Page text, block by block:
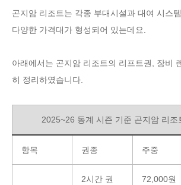
곤지암 리조트는 각종 부대시설과 대여 시스
다양한 가격대가 형성되어 있는데요.
아래에서는 곤지암 리조트의 리프트권, 장비
히 정리하였습니다.
2025~26 동계 시즌 기준 곤지암 리조
항목 권종 주중
2시간 권 72,000원